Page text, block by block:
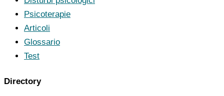
Psicoterapie
Articoli
Glossario
Test
Directory